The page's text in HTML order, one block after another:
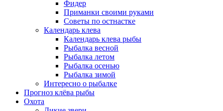
Фидер
Приманки своими руками
Советы по остнастке
Календарь клева
Календарь клева рыбы
Рыбалка весной
Рыбалка летом
Рыбалка осенью
Рыбалка зимой
Интересно о рыбалке
Прогноз клёва рыбы
Охота